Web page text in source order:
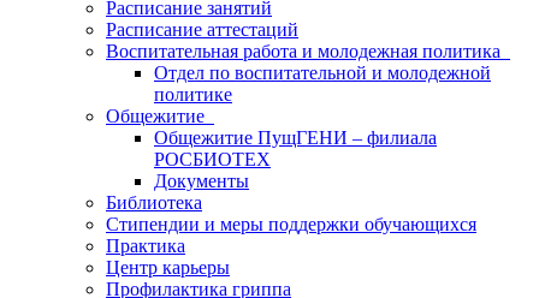
Расписание занятий
Расписание аттестаций
Воспитательная работа и молодежная политика
Отдел по воспитательной и молодежной
политике
Общежитие
Общежитие ПущГЕНИ – филиала
РОСБИОТЕХ
Документы
Библиотека
Стипендии и меры поддержки обучающихся
Практика
Центр карьеры
Профилактика гриппа